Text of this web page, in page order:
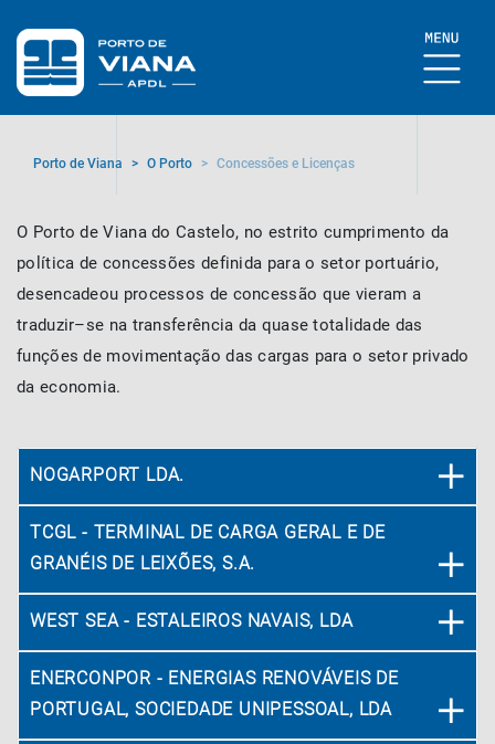
Porto de Viana > O Porto > Concessões e Licenças
O Porto de Viana do Castelo, no estrito cumprimento da
política de concessões definida para o setor portuário,
desencadeou processos de concessão que vieram a
traduzir–se na transferência da quase totalidade das
funções de movimentação das cargas para o setor privado
da economia.
NOGARPORT LDA.
TCGL - TERMINAL DE CARGA GERAL E DE
GRANÉIS DE LEIXÕES, S.A.
WEST SEA - ESTALEIROS NAVAIS, LDA
ENERCONPOR - ENERGIAS RENOVÁVEIS DE
PORTUGAL, SOCIEDADE UNIPESSOAL, LDA